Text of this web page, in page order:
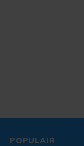
POPULAIR